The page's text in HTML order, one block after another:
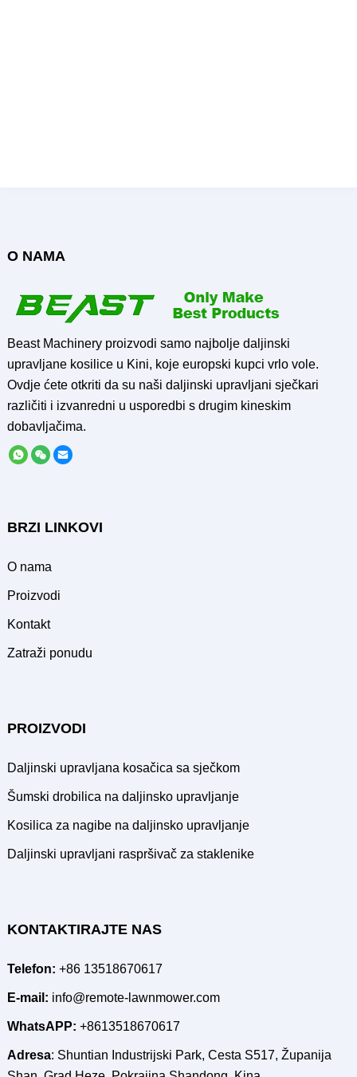
O NAMA
Beast Machinery proizvodi samo najbolje daljinski
upravljane kosilice u Kini, koje europski kupci vrlo vole.
Ovdje ćete otkriti da su naši daljinski upravljani sječkari
različiti i izvanredni u usporedbi s drugim kineskim
dobavljačima.
BRZI LINKOVI
O nama
Proizvodi
Kontakt
Zatraži ponudu
PROIZVODI
Daljinski upravljana kosačica sa sječkom
Šumski drobilica na daljinsko upravljanje
Kosilica za nagibe na daljinsko upravljanje
Daljinski upravljani raspršivač za staklenike
KONTAKTIRAJTE NAS
Telefon: +86 13518670617
E-mail: info@remote-lawnmower.com
WhatsAPP: +8613518670617
Adresa: Shuntian Industrijski Park, Cesta S517, Županija